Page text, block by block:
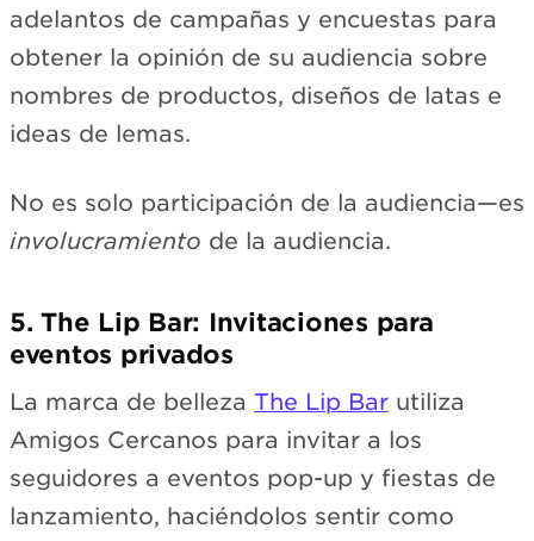
adelantos de campañas y encuestas para
obtener la opinión de su audiencia sobre
nombres de productos, diseños de latas e
ideas de lemas.
No es solo participación de la audiencia—es
involucramiento de la audiencia.
5. The Lip Bar: Invitaciones para
eventos privados
La marca de belleza The Lip Bar utiliza
Amigos Cercanos para invitar a los
seguidores a eventos pop-up y fiestas de
lanzamiento, haciéndolos sentir como